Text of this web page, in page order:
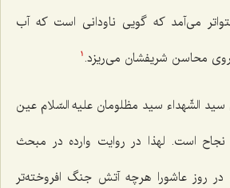
می‌آمد که گویی ناودانی است که آب
محاسن شریفشان می‌ریزد. 1
الشّهداء سید مظلومان علیه السّلام عین
نجاح است. لهذا در روایت وارده در مبحث
روز عاشورا هرچه آتش جنگ افروخته‌تر